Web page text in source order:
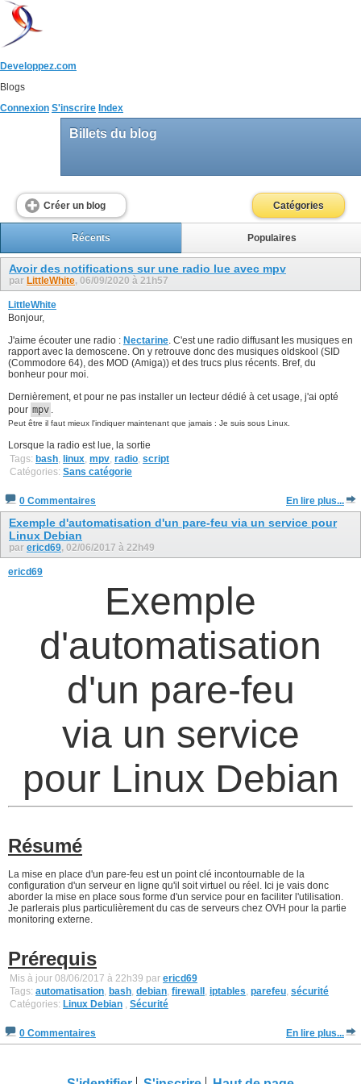
Developpez.com
Blogs
Connexion S'inscrire Index
Billets du blog
Créer un blog Catégories
Récents Populaires
Avoir des notifications sur une radio lue avec mpv
par LittleWhite, 06/09/2020 à 21h57
LittleWhite
Bonjour,
J'aime écouter une radio : Nectarine. C'est une radio diffusant les musiques en
rapport avec la demoscene. On y retrouve donc des musiques oldskool (SID
(Commodore 64), des MOD (Amiga)) et des trucs plus récents. Bref, du
bonheur pour moi.
Dernièrement, et pour ne pas installer un lecteur dédié à cet usage, j'ai opté
pour mpv .
Peut être il faut mieux l'indiquer maintenant que jamais : Je suis sous Linux.
Lorsque la radio est lue, la sortie
Tags: bash linux mpv radio script
Catégories: Sans catégorie
0 Commentaires En lire plus...
Exemple d'automatisation d'un pare-feu via un service pour
Linux Debian
par ericd69, 02/06/2017 à 22h49
ericd69
Exemple
d'automatisation
d'un pare-feu
via un service
pour Linux Debian
Résumé
La mise en place d'un pare-feu est un point clé incontournable de la
configuration d'un serveur en ligne qu'il soit virtuel ou réel. Ici je vais donc
aborder la mise en place sous forme d'un service pour en faciliter l'utilisation.
Je parlerais plus particulièrement du cas de serveurs chez OVH pour la partie
monitoring externe.
Prérequis
Mis à jour 08/06/2017 à 22h39 par ericd69
Tags: automatisation bash debian firewall iptables parefeu sécurité
Catégories: Linux Debian Sécurité
0 Commentaires En lire plus...